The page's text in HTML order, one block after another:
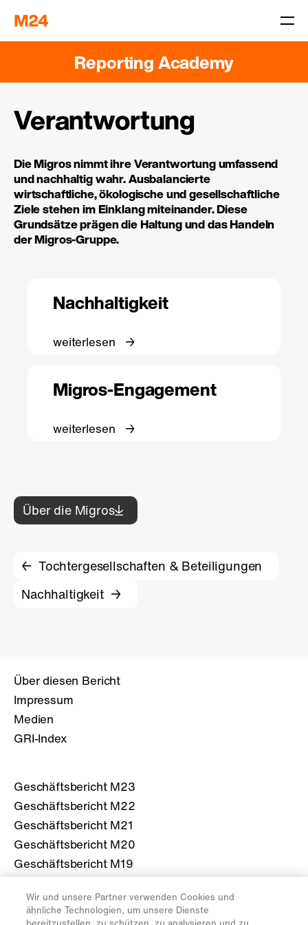
Reporting Academy
Verantwortung
Die Migros nimmt ihre Verantwortung umfassend
und nachhaltig wahr. Ausbalancierte
wirtschaftliche, ökologische und gesellschaftliche
Ziele stehen im Einklang miteinander. Diese
Grundsätze prägen die Haltung und das Handeln
der Migros-Gruppe.
Nachhaltigkeit
weiterlesen
Migros-Engagement
weiterlesen
Über die Migros
Tochtergesell­schaften & Beteiligungen
Nachhaltigkeit
Über diesen Bericht
Impressum
Medien
GRI-Index
Geschäftsbericht M23
Geschäftsbericht M22
Geschäftsbericht M21
Geschäftsbericht M20
Geschäftsbericht M19
Mehr über die Migros
Wir und unsere Partner verwenden Cookies und
ähnliche Technologien, um unsere Dienste